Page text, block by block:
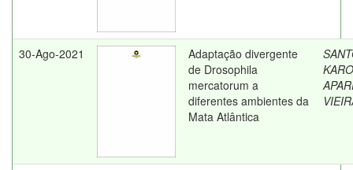
30-Ago-2021
Adaptação divergente
de Drosophila
mercatorum a
diferentes ambientes da
Mata Atlântica